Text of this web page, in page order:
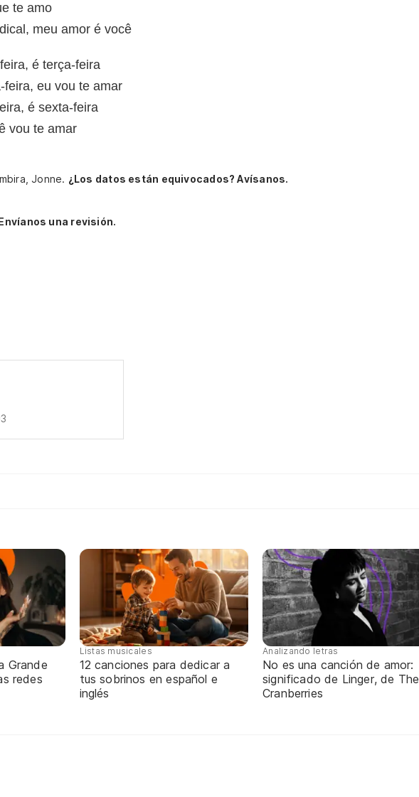
te amo
meu amor é você
é terça-feira
feira, eu vou te amar
é sexta-feira
vou te amar
Jonne. ¿Los datos están equivocados? Avísanos.
una revisión.
Grande
redes
Listas musicales
12 canciones para dedicar a
tus sobrinos en español e
inglés
Analizando letras
No es una canción de amor:
significado de Linger, de The
Cranberries